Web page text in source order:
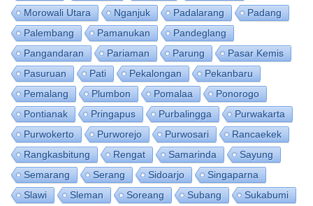
Morowali Utara
Nganjuk Padalarang
Padang
Palembang
Pamanukan
Pandeglang
Pangandaran
Pariaman Parung
Pasar Kemis
Pasuruan
Pati Pekalongan
Pekanbaru
Pemalang
Plumbon Pomalaa
Ponorogo
Pontianak
Pringapus Purbalingga
Purwakarta
Purwokerto
Purworejo Purwosari
Rancaekek
Rangkasbitung
Rengat Samarinda
Sayung
Semarang
Serang Sidoarjo
Singaparna
Slawi
Sleman Soreang Subang
Sukabumi